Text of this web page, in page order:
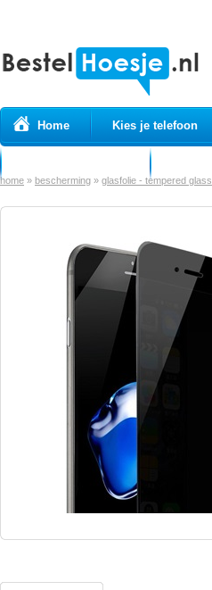
Home Kies je telefoon
home » bescherming » glasfolie - tempered glass